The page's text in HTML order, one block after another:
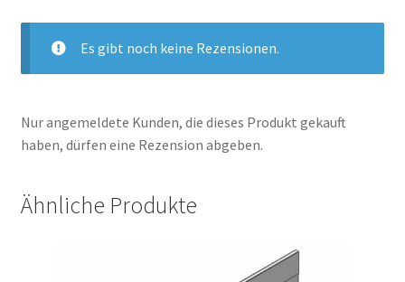
Es gibt noch keine Rezensionen.
Nur angemeldete Kunden, die dieses Produkt gekauft
haben, dürfen eine Rezension abgeben.
Ähnliche Produkte